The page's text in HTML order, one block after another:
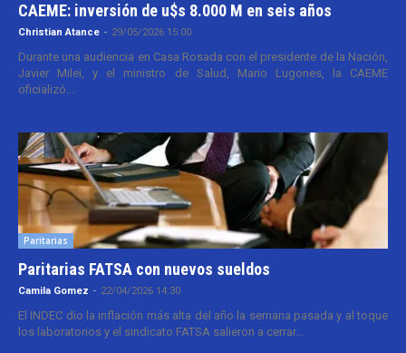
CAEME: inversión de u$s 8.000 M en seis años
Christian Atance - 29/05/2026 15:00
Durante una audiencia en Casa Rosada con el presidente de la Nación,
Javier Milei, y el ministro de Salud, Mario Lugones, la CAEME
oficializó...
Paritarias
Paritarias FATSA con nuevos sueldos
Camila Gomez - 22/04/2026 14:30
El INDEC dio la inflación más alta del año la semana pasada y al toque
los laboratorios y el sindicato FATSA salieron a cerrar...